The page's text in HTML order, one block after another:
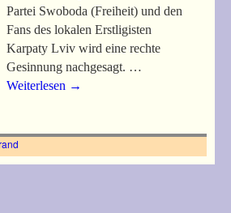
Partei Swoboda (Freiheit) und den
Fans des lokalen Erstligisten
Karpaty Lviv wird eine rechte
Gesinnung nachgesagt. …
Weiterlesen →